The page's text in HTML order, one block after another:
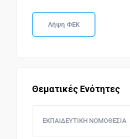
Λήψη ΦΕΚ
Θεματικές Ενότητες
ΕΚΠΑΙΔΕΥΤΙΚΗ ΝΟΜΟΘΕΣΙΑ